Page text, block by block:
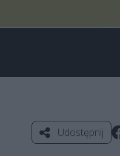
Udostępnij